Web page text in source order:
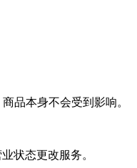
品本身不会受到影响。
状态更改服务。